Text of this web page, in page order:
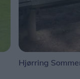
Hjørring